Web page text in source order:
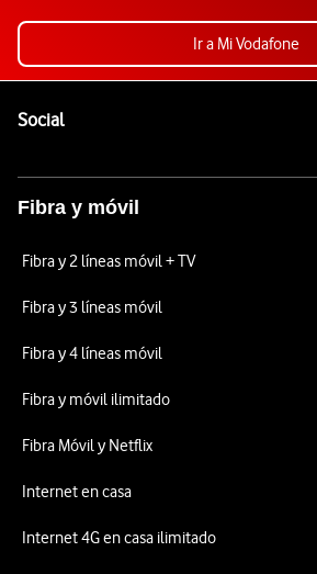
Ir a Mi Vodafone
SocialEnlaces a las redes sociales de
Fibra y móvil
Fibra y 2 líneas móvil + TV
Fibra y 3 líneas móvil
Fibra y 4 líneas móvil
Fibra y móvil ilimitado
Fibra Móvil y Netflix
Internet en casa
Internet 4G en casa ilimitado